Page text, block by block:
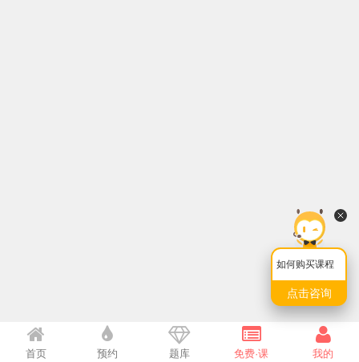
如何购买课程
点击咨询
首页 预约 题库 免费·课 我的